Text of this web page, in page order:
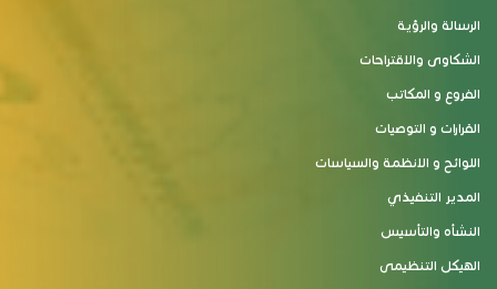
الرسالة والرؤية
الشكاوى والاقتراحات
الفروع و المكاتب
القرارات و التوصيات
اللوائح و الانظمة والسياسات
المدير التنفيذي
النشأه والتأسيس
الهيكل التنظيمى